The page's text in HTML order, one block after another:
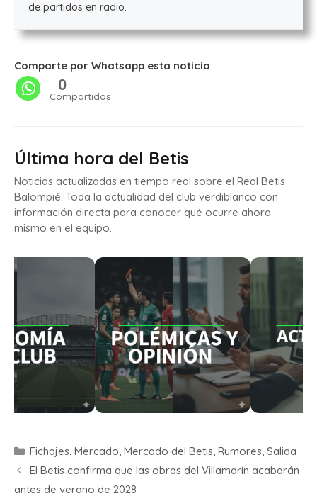
de partidos en radio.
Comparte por Whatsapp esta noticia
0
Compartidos
Última hora del Betis
Noticias actualizadas en tiempo real sobre el Real Betis
Balompié. Toda la actualidad del club verdiblanco con
información directa para conocer qué ocurre ahora
mismo en el equipo.
Fichajes, Mercado, Mercado del Betis, Rumores, Salida
El Betis confirma que las obras del Villamarín acabarán
antes de verano de 2028